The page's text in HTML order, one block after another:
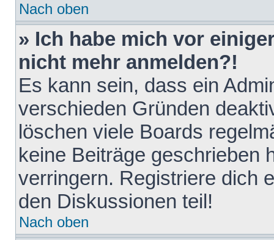
Nach oben
» Ich habe mich vor
nicht mehr anmelden?!
Es kann sein, dass ein
verschieden Gründen
löschen viele Boards
keine Beiträge geschrieben
verringern. Registriere dich
den Diskussionen teil!
Nach oben